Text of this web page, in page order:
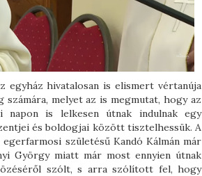
egyház hivatalosan is elismert vértanúja
számára, melyet az is megmutat, hogy az
is lelkesen útnak indulnak egy
és boldogjai között tisztelhessük. A
születésű Kandó Kálmán már
György miatt már most ennyien útnak
szólt, s arra szólított fel, hogy